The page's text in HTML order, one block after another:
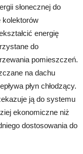
słonecznej do
kolektorów
energię
do
pomieszczeń.
na dachu
płyn chłodzący.
ją do systemu
ekonomiczne niż
dostosowania do